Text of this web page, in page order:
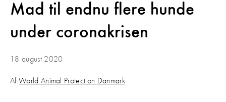
Mad til endnu flere hunde
under coronakrisen
18 august 2020
Af World Animal Protection Danmark